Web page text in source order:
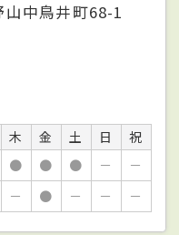
中鳥井町68-1
木 金 土 日
祝
● ● ● －
－
－ ● － － －